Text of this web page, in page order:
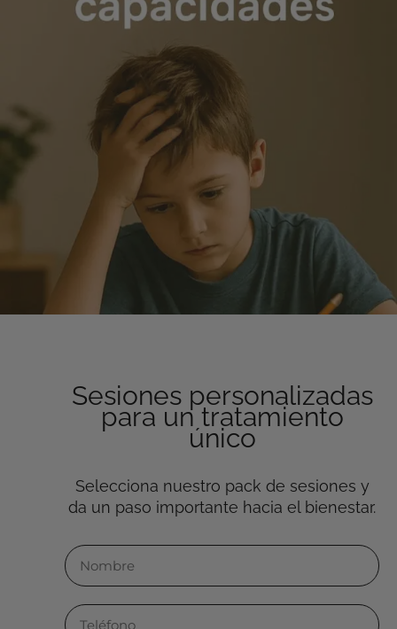
Sesiones personalizadas
para un tratamiento
único
Selecciona nuestro pack de sesiones y
da un paso importante hacia el bienestar.